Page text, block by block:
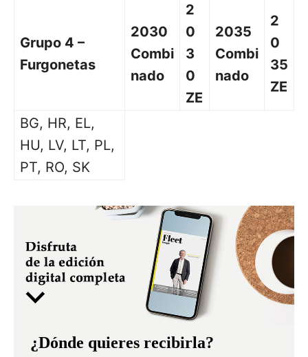
Grupo 4 –
Furgonetas
2030
Combi
nado
2
0
3
0
ZE
2035
Combi
nado
2
0
35
ZE
BG, HR, EL,
HU, LV, LT, PL,
PT, RO, SK
¿Dónde quieres recibirla?